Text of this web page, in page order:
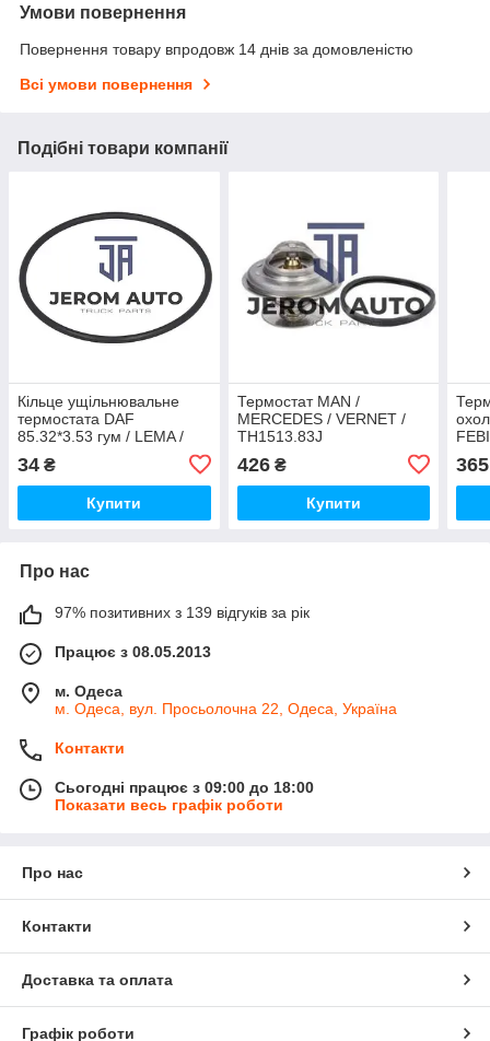
Умови повернення
Повернення товару впродовж 14 днів за домовленістю
Всі умови повернення
Подібні товари компанії
Кільце ущільнювальне
термостата DAF
85.32*3.53 гум / LEMA /
34 ₴
Купити
Термостат MAN /
MERCEDES / VERNET /
TH1513.83J
426₴
Купити
365
Про нас
97% позитивних з 139 відгуків за рік
Працює з 08.05.2013
м. Одеса
м. Одеса, вул. Просьолочна 22, Одеса, Україна
Контакти
Сьогодні працює з 09:00 до 18:00
Показати весь графік роботи
Про нас
Контакти
Доставка та оплата
Графік роботи